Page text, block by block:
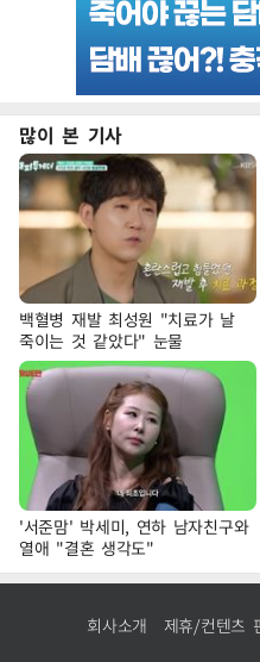
많이 본 기사
백혈병 재발 최성원 "치료가 날
죽이는 것 같았다" 눈물
'서준맘' 박세미, 연하 남자친구와
열애 "결혼 생각도"
회사소개 제휴/컨텐츠